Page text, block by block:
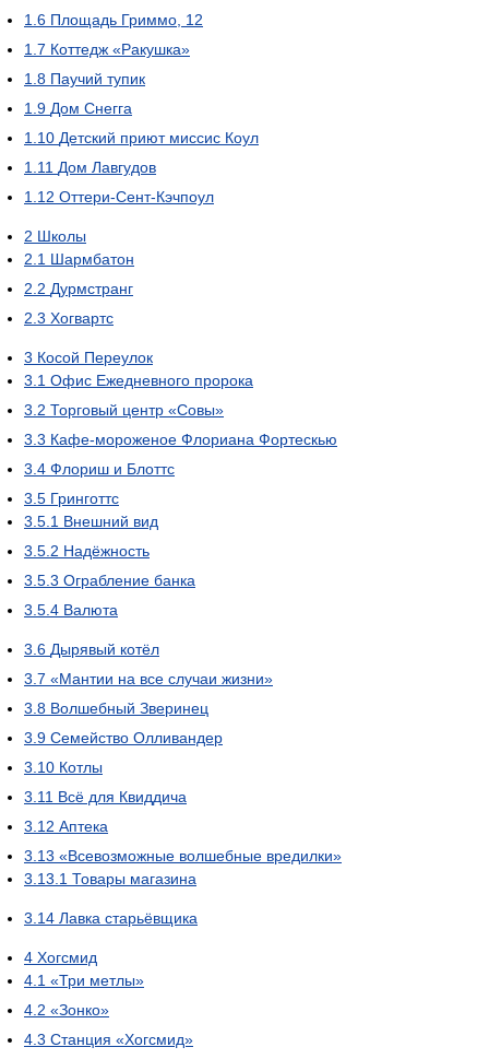
1.6 Площадь Гриммо, 12
1.7 Коттедж «Ракушка»
1.8 Паучий тупик
1.9 Дом Снегга
1.10 Детский приют миссис Коул
1.11 Дом Лавгудов
1.12 Оттери-Сент-Кэчпоул
2 Школы
2.1 Шармбатон
2.2 Дурмстранг
2.3 Хогвартс
3 Косой Переулок
3.1 Офис Ежедневного пророка
3.2 Торговый центр «Совы»
3.3 Кафе-мороженое Флориана Фортескью
3.4 Флориш и Блоттс
3.5 Гринготтс
3.5.1 Внешний вид
3.5.2 Надёжность
3.5.3 Ограбление банка
3.5.4 Валюта
3.6 Дырявый котёл
3.7 «Мантии на все случаи жизни»
3.8 Волшебный Зверинец
3.9 Семейство Олливандер
3.10 Котлы
3.11 Всё для Квиддича
3.12 Аптека
3.13 «Всевозможные волшебные вредилки»
3.13.1 Товары магазина
3.14 Лавка старьёвщика
4 Хогсмид
4.1 «Три метлы»
4.2 «Зонко»
4.3 Станция «Хогсмид»